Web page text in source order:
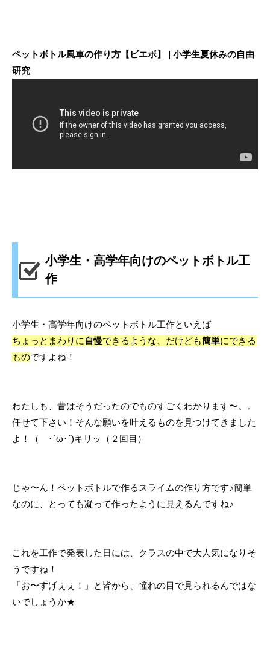
ペットボトル風車の作り方【ビエボ】 | 小学生夏休みの自由
研究
小学生・高学年向けのペットボトル工
作
小学生・高学年向けのペットボトル工作といえば
ちょっとまわりに 自慢できるような、だけども簡単にできる
ものですよね！
わたしも、昔はそうだったのでものすごくわかります〜。。
任せて下さい！そんな願いを叶えるものを見つけてきました
よ！（ ･`ω･´)キリッ（２回目）
じゃ〜ん！ペットボトルで作るスライムの作り方です♪簡単
なのに、とっても凝って作ったように見えるんですね♪
これを工作で発表した日には、クラスの中で大人気になりそ
うですね！
「お〜すげぇぇ！」と皆から、憧れの目で見られるんではな
いでしょうか★